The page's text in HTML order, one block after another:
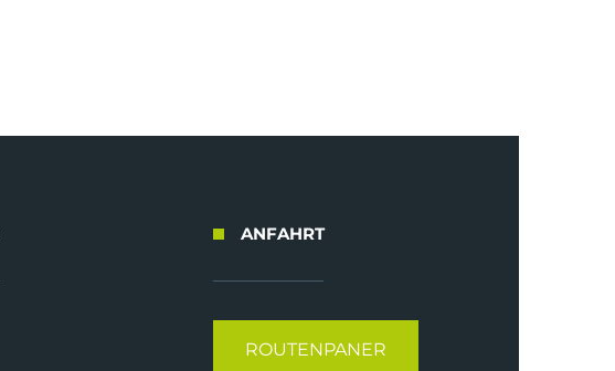
ANFAHRT
ROUTENPANER